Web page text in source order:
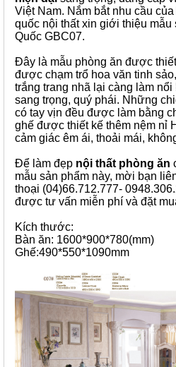
Việt Nam. Nắm bắt nhu cầu
quốc nội thất xin giới thiệu mẫu
Quốc GBC07.
Đây là mẫu phòng ăn được
được chạm trổ hoa văn tinh
trắng trang nhã lại càng làm
sang trọng, quý phái. Những
có tay vịn đều được làm bằng
ghế được thiết kế thêm nệm nỉ
cảm giác êm ái, thoải mái,
Để làm đẹp nội thất phòng ăn
mẫu sản phẩm này, mời bạn
thoại (04)66.712.777-
được tư vấn miễn phí và đặt
Kích thước:
Bàn ăn: 1600*900*780(mm)
Ghế:490*550*1090mm